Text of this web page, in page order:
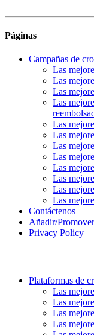
Páginas
Campañas de
Las
Las
Las
Las
Las
Las
Las
Las
Las
Las
Las
Las
Contáctenos
Añadir/
Privacy Policy
Plataformas de
Las
Las
Las
Las